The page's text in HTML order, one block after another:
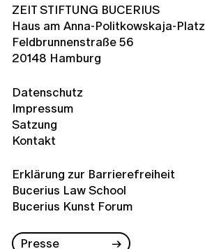
ZEIT STIFTUNG BUCERIUS
Haus am Anna-Politkowskaja-Platz
Feldbrunnenstraße 56
20148 Hamburg
Datenschutz
Impressum
Satzung
Kontakt
Erklärung zur Barrierefreiheit
Bucerius Law School
Bucerius Kunst Forum
Presse